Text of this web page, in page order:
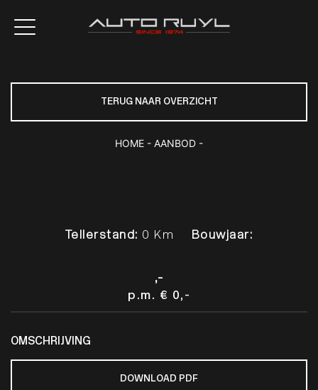
TERUG NAAR OVERZICHT
HOME - AANBOD -
Tellerstand: 0 Km Bouwjaar:
,-
p.m. € 0,-
OMSCHRIJVING
DOWNLOAD PDF